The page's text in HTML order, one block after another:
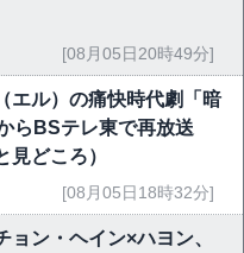
[08月05日20時49分]
エル）の痛快時代劇「暗
らBSテレ東で再放送
見どころ）
[08月05日18時32分]
ョン・ヘイン×ハヨン、